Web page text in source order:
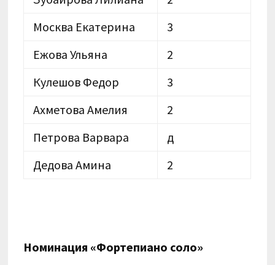
Москва Екатерина
3
Ежова Ульяна
2
Кулешов Федор
3
Ахметова Амелия
2
Петрова Варвара
д
Дедова Амина
2
Номинация «Фортепиано соло»